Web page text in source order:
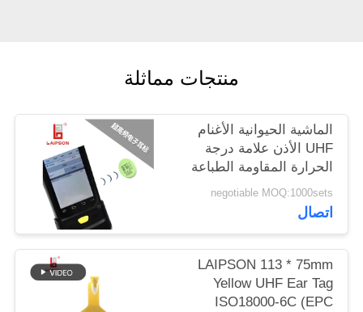
الموقع
PRIVACY
POLICY
منتجات مماثلة
الماشية الحيوانية الأغنام
UHF الأذن علامة درجة
الحرارة المقاومة الطباعة
بالليزر
negotiable MOQ:1000sets
اتصال
LAIPSON 113 * 75mm
Yellow UHF Ear Tag
ISO18000-6C (EPC